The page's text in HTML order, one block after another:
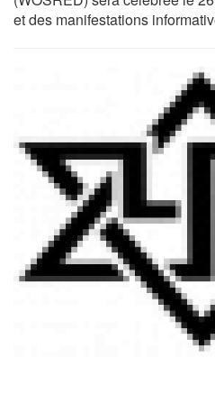
et des manifestations